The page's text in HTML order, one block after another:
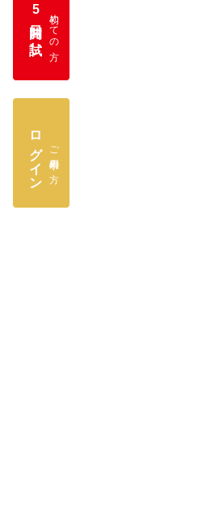
初めての方
5
日間お試し
ご利用中の方
ログイン